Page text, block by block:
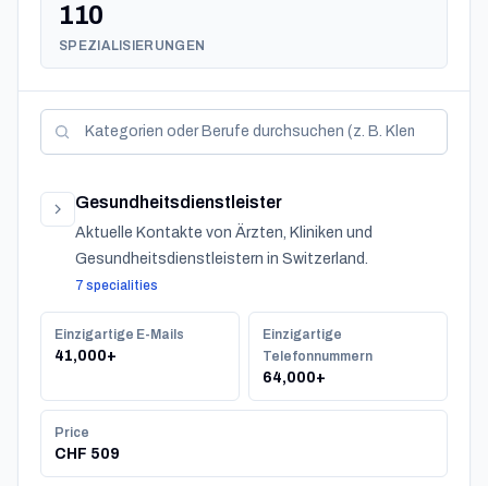
110
SPEZIALISIERUNGEN
Kategorien und Berufe durchsuchen
Gesundheitsdienstleister
Aktuelle Kontakte von Ärzten, Kliniken und
Gesundheitsdienstleistern in Switzerland.
7 specialities
Einzigartige E-Mails
41,000+
Einzigartige
Telefonnummern
64,000+
Price
CHF 509